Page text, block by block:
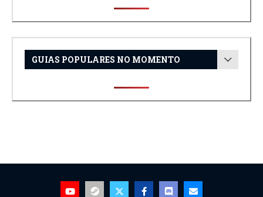
GUIAS POPULARES NO MOMENTO